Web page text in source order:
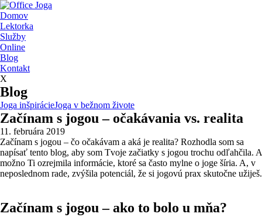
Domov
Lektorka
Služby
Online
Blog
Kontakt
X
Blog
Joga inšpirácieJoga v bežnom živote
Začínam s jogou – očakávania vs. realita
11. februára 2019
Začínam s jogou – čo očakávam a aká je realita? Rozhodla som sa
napísať tento blog, aby som Tvoje začiatky s jogou trochu odľahčila. A
možno Ti ozrejmila informácie, ktoré sa často mylne o joge šíria. A, v
neposlednom rade, zvýšila potenciál, že si jogovú prax skutočne užiješ.
Začínam s jogou – ako to bolo u mňa?